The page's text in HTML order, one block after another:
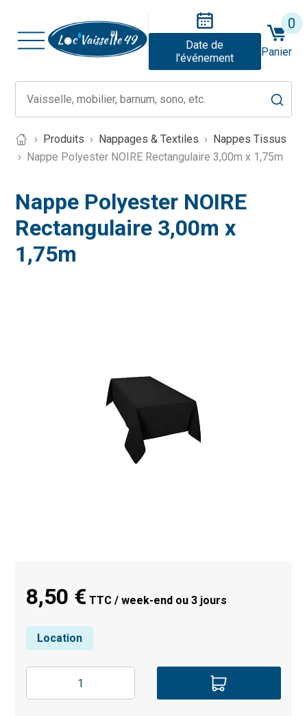
Date de
l'événement
0
Panier
Produits Nappages & Textiles
Nappes Tissus
Nappe Polyester NOIRE Rectangulaire 3,00m x 1,75m
Nappe Polyester NOIRE
Rectangulaire 3,00m x
1,75m
8,50 € TTC / week-end ou 3 jours
Location